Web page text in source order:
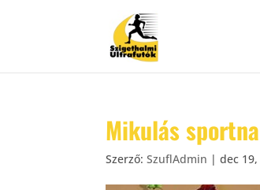
Mikulás
Szerző:SzuflAdmin |dec